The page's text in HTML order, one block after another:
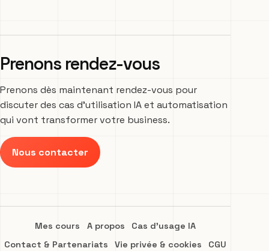
Prenons rendez-vous
Prenons dès maintenant rendez-vous pour
discuter des cas d’utilisation IA et automatisation
qui vont transformer votre business.
Nous contacter
Mes cours A propos
Cas d'usage IA
Contact & Partenariats
Vie privée & cookies CGU